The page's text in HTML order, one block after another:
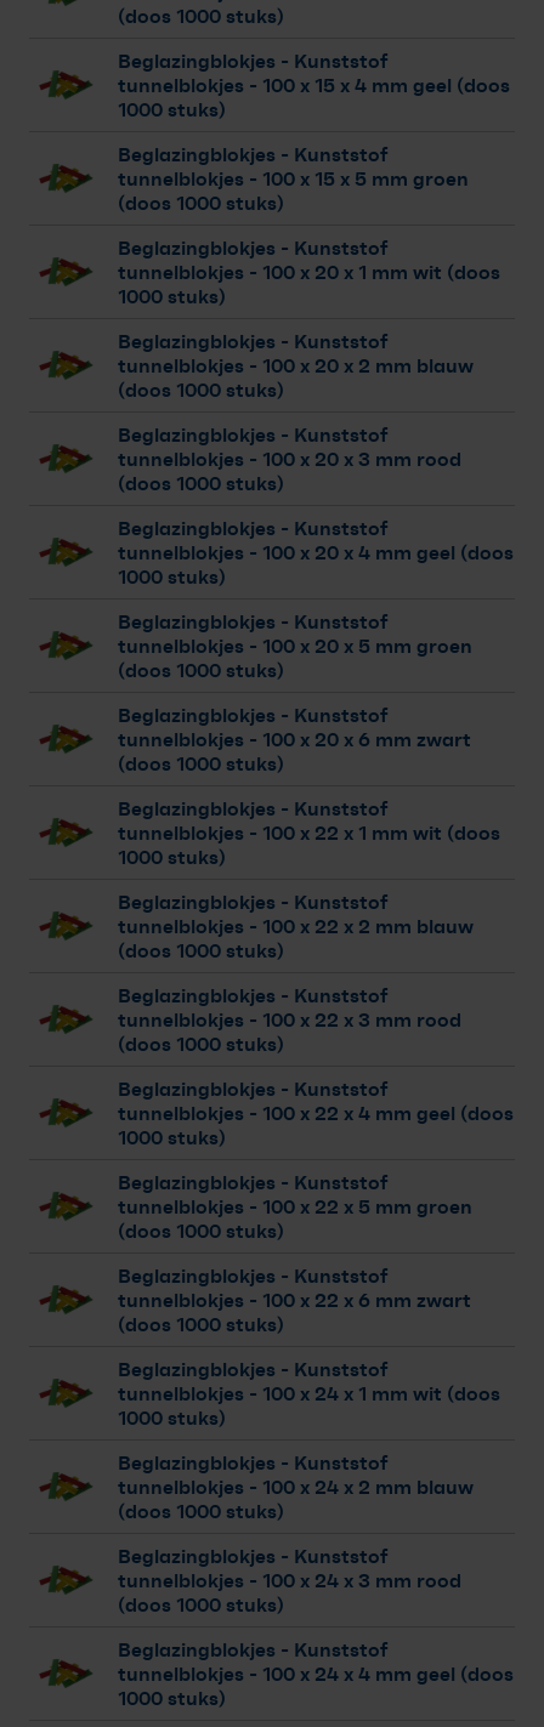
(doos 1000 stuks)
Beglazingblokjes - Kunststof
tunnelblokjes - 100 x 15 x 4 mm geel (doos
1000 stuks)
Beglazingblokjes - Kunststof
tunnelblokjes - 100 x 15 x 5 mm groen
(doos 1000 stuks)
Beglazingblokjes - Kunststof
tunnelblokjes - 100 x 20 x 1 mm wit (doos
1000 stuks)
Beglazingblokjes - Kunststof
tunnelblokjes - 100 x 20 x 2 mm blauw
(doos 1000 stuks)
Beglazingblokjes - Kunststof
tunnelblokjes - 100 x 20 x 3 mm rood
(doos 1000 stuks)
Beglazingblokjes - Kunststof
tunnelblokjes - 100 x 20 x 4 mm geel (doos
1000 stuks)
Beglazingblokjes - Kunststof
tunnelblokjes - 100 x 20 x 5 mm groen
(doos 1000 stuks)
Beglazingblokjes - Kunststof
tunnelblokjes - 100 x 20 x 6 mm zwart
(doos 1000 stuks)
Beglazingblokjes - Kunststof
tunnelblokjes - 100 x 22 x 1 mm wit (doos
1000 stuks)
Beglazingblokjes - Kunststof
tunnelblokjes - 100 x 22 x 2 mm blauw
(doos 1000 stuks)
Beglazingblokjes - Kunststof
tunnelblokjes - 100 x 22 x 3 mm rood
(doos 1000 stuks)
Beglazingblokjes - Kunststof
tunnelblokjes - 100 x 22 x 4 mm geel (doos
1000 stuks)
Beglazingblokjes - Kunststof
tunnelblokjes - 100 x 22 x 5 mm groen
(doos 1000 stuks)
Beglazingblokjes - Kunststof
tunnelblokjes - 100 x 22 x 6 mm zwart
(doos 1000 stuks)
Beglazingblokjes - Kunststof
tunnelblokjes - 100 x 24 x 1 mm wit (doos
1000 stuks)
Beglazingblokjes - Kunststof
tunnelblokjes - 100 x 24 x 2 mm blauw
(doos 1000 stuks)
Beglazingblokjes - Kunststof
tunnelblokjes - 100 x 24 x 3 mm rood
(doos 1000 stuks)
Beglazingblokjes - Kunststof
tunnelblokjes - 100 x 24 x 4 mm geel (doos
1000 stuks)